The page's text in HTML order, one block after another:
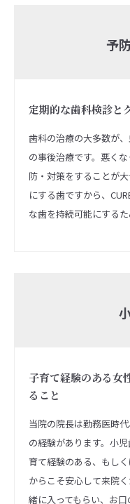
予
定期的な歯科検診と
歯科の治療の大多数が
の事後治療です。悪く
防・対策をすることが
にする歯ですから、
な歯を持続可能にする
子育て経験のある女
ること
当院の院長は勤務医時
の経験があります。小
育て経験のある、もし
からこそ安心して来院
緒に入ってもらい、お